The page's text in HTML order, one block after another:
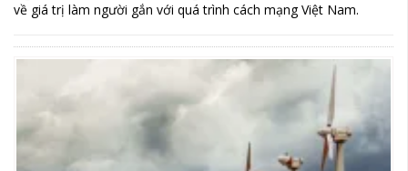
về giá trị làm người gắn với quá trình cách mạng Việt Nam.